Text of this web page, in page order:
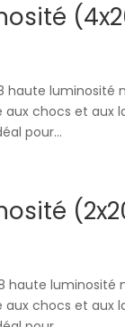
luminosité
chocs et aux
pour...
luminosité
chocs et aux